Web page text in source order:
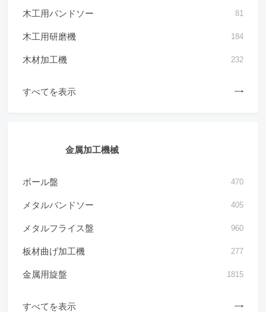
木工用バンドソー 81
木工用研磨機 184
木材加工機 232
すべてを表示
金属加工機械
ボール盤 470
メタルバンドソー 405
メタルフライス盤 960
板材曲げ加工機 277
金属用旋盤 1815
すべてを表示